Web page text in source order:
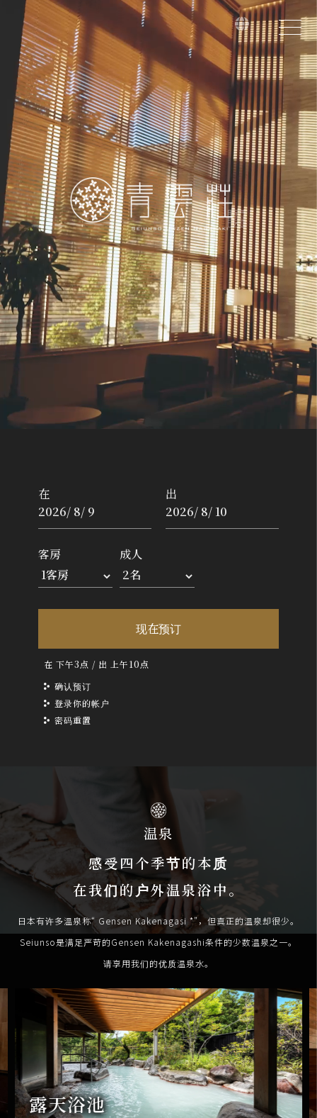
2026 年
日 火 水 金 土
2 3 4 5 6 7 8
9 10 11 12 13 14 15
16 17 18 19 20 21 22
23 24 25 27 28 29
30 31
在 出
成人
现在预订
确认预订
在 出
客房 成人
现在预订
在 下午3点 / 出 上午10点
确认预订
登录你的帐户
密码重置
16 19 20 21 22
23 25 27 29
30
温泉
感受四个季节的本质
在我们的户外温泉浴中。
日本有许多温泉称“ Gensen Kakenagasi *”，但真正的温泉却很少。
Seiunso是满足严苛的Gensen Kakenagashi条件的少数温泉之一。
请享用我们的优质温泉水。
露天浴池